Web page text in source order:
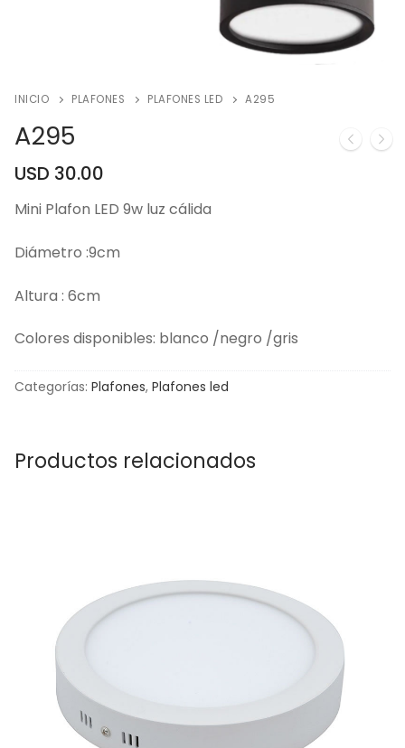
INICIO PLAFONES PLAFONES LED A295
A295
USD 30.00
Mini Plafon LED 9w luz cálida
Diámetro :9cm
Altura : 6cm
Colores disponibles: blanco /negro /gris
Categorías: Plafones, Plafones led
Productos relacionados